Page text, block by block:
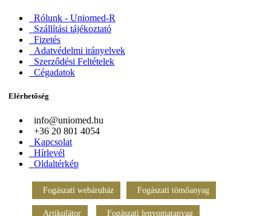
Rólunk - Uniomed-R
Szállítási tájékoztató
Fizetés
Adatvédelmi irányelvek
Szerződési Feltételek
Cégadatok
Elérhetőség
info@uniomed.hu
+36 20 801 4054
Kapcsolat
Hírlevél
Oldaltérkép
Fogászati webáruház Fogászati tömőanyag
Artikulátor Fogászati lenyomatanyag